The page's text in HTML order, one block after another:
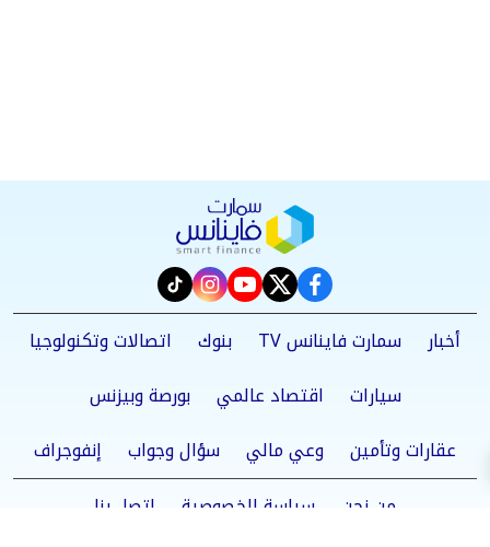
facebook
twitter
youtube
instagram
tiktok
أخبار
سمارت فاينانس TV بنوك
اتصالات وتكنولوجيا
سيارات
اقتصاد عالمي
بورصة وبيزنس
عقارات وتأمين
وعي مالي سؤال وجواب
إنفوجراف
من نحن
سياسة الخصوصية اتصل بنا